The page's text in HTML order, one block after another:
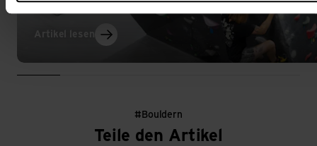
Artikel lesen
#Bouldern
Teile den Artikel